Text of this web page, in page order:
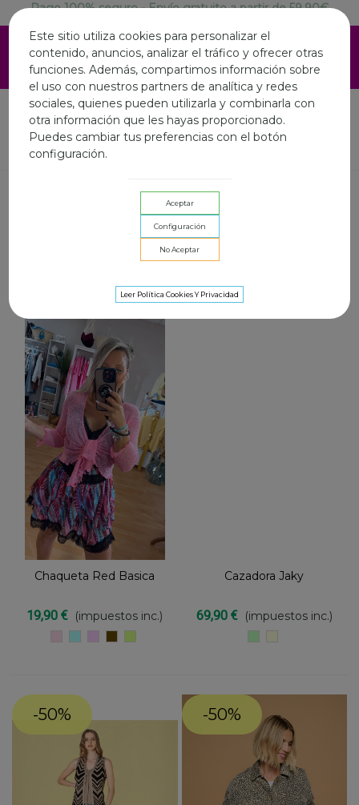
Este sitio utiliza cookies para personalizar el
contenido, anuncios, analizar el tráfico y ofrecer otras
funciones. Además, compartimos información sobre
el uso con nuestros partners de analítica y redes
sociales, quienes pueden utilizarla y combinarla con
otra información que les hayas proporcionado.
Puedes cambiar tus preferencias con el botón
configuración.
Aceptar
Configuración
No Aceptar
Leer Política Cookies Y Privacidad
Pago 100% seguro - Envío gratuito a partir de 59.90€
ESTAMOS DE VACACIONES EN AGOSTO.LA WEB SIGUE
ABIERTA Y LOS ENVIOS ONLINE SERAN LOS DIAS 3,10 Y
17 AGOSTO.FELIZ VERANO A TOD@S
Basic
PRENDA EXTERIOR
Chaqueta Red Basica
19,90 € (impuestos inc.)
TURQUESA
LILAMarronPISTACHO
Cazadora Jaky
69,90 € (impuestos inc.)
-50% -50%